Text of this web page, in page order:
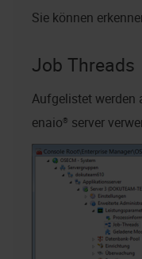
Sie können
Job Threads
Aufgelistet werden
enaio® server